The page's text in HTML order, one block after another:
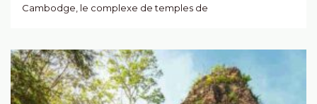
Cambodge, le complexe de temples de